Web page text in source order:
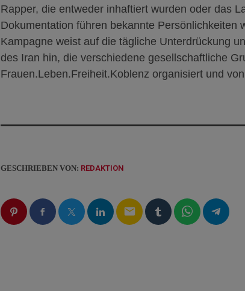
Rapper, die entweder inhaftiert wurden oder das
Dokumentation führen bekannte Persönlichkeiten
Kampagne weist auf die tägliche Unterdrückung
des Iran hin, die verschiedene gesellschaftliche
Frauen.Leben.Freiheit.Koblenz organisiert und
GESCHRIEBEN VON: REDAKTION
email